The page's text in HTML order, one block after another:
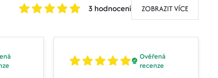
3 hodnocení ZOBRAZIT VÍCE
Ověřená
recenze